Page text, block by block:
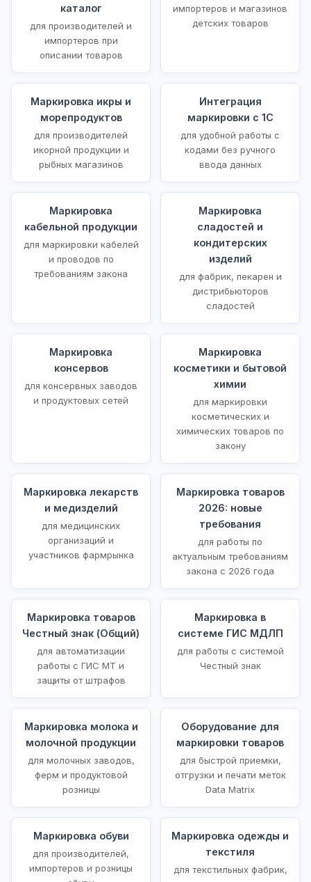
каталог
для производителей и
импортеров при
описании товаров
импортеров и магазинов
детских товаров
Маркировка икры и
морепродуктов
для производителей
икорной продукции и
рыбных магазинов
Интеграция
маркировки с 1С
для удобной работы с
кодами без ручного
ввода данных
Маркировка
кабельной продукции
для маркировки кабелей
и проводов по
требованиям закона
Маркировка
сладостей и
кондитерских
изделий
для фабрик, пекарен и
дистрибьюторов
сладостей
Маркировка
консервов
для консервных заводов
и продуктовых сетей
Маркировка
косметики и бытовой
химии
для маркировки
косметических и
химических товаров по
закону
Маркировка лекарств
и медизделий
для медицинских
организаций и
участников фармрынка
Маркировка товаров
2026: новые
требования
для работы по
актуальным требованиям
закона с 2026 года
Маркировка товаров
Честный знак (Общий)
для автоматизации
работы с ГИС МТ и
защиты от штрафов
Маркировка в
системе ГИС МДЛП
для работы с системой
Честный знак
Маркировка молока и
молочной продукции
для молочных заводов,
ферм и продуктовой
розницы
Оборудование для
маркировки товаров
для быстрой приемки,
отгрузки и печати меток
Data Matrix
Маркировка обуви
для производителей,
импортеров и розницы
Маркировка одежды и
текстиля
для текстильных фабрик,